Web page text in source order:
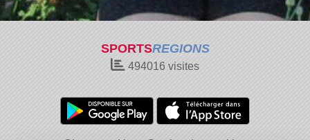
SPORTSREGIONS
494016 visites